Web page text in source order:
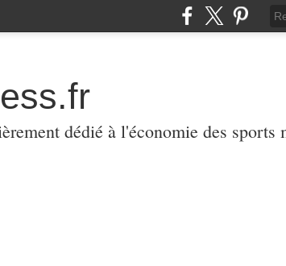
dédié à l'économie des sports